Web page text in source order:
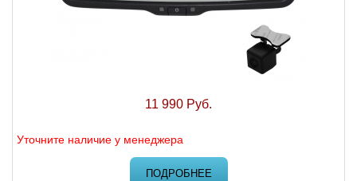
11 990 Руб.
Уточните наличие у менеджера
ПОДРОБНЕЕ